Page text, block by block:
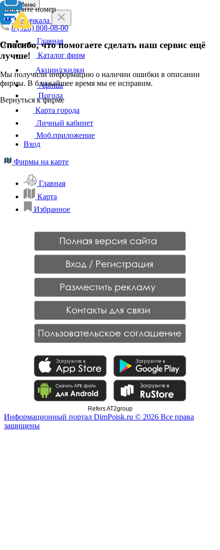
Выберите номер
8 (928) 808-08-00
Отменить
Спасибо, что помогаете сделать наш сервис ещё
лучше!
Мы получили информацию о наличии ошибки в описании
фирмы. В ближайшее время мы ее исправим.
Вернуться к фирме
Меню
Махачкала
Главная
Каталог фирм
Акции/скидки
Афиша
Погода
Карта города
Личный кабинет
Моб.приложение
Вход
Фирмы на карте
Главная
Карта
Избранное
Refers AT2group
Информационный портал DimPoisk.ru © 2026 Все права
защищены